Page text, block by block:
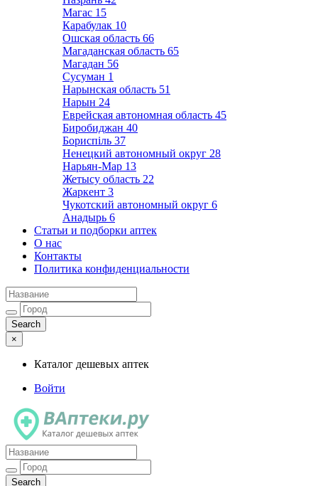
Магас 15
Карабулак 10
Ошская область 66
Магаданская область 65
Магадан 56
Сусуман 1
Нарынская область 51
Нарын 24
Еврейская автономная область 45
Биробиджан 40
Бориспіль 37
Ненецкий автономный округ 28
Нарьян-Мар 13
Жетысу область 22
Жаркент 3
Чукотский автономный округ 6
Анадырь 6
Статьи и подборки аптек
О нас
Контакты
Политика конфиденциальности
×
Каталог дешевых аптек
Войти
Каталог дешевых аптек